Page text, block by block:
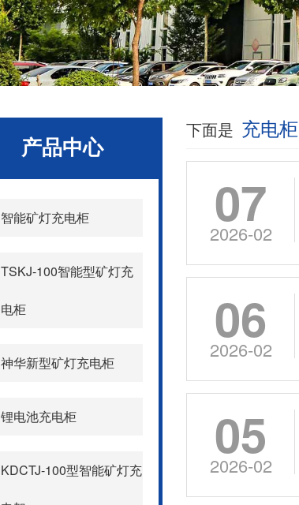
产品中心
智能矿灯充电柜
TSKJ-100智能型矿灯充
电柜
神华新型矿灯充电柜
锂电池充电柜
KDCTJ-100型智能矿灯充
下面是 充电柜
07
2026-02
06
2026-02
05
2026-02